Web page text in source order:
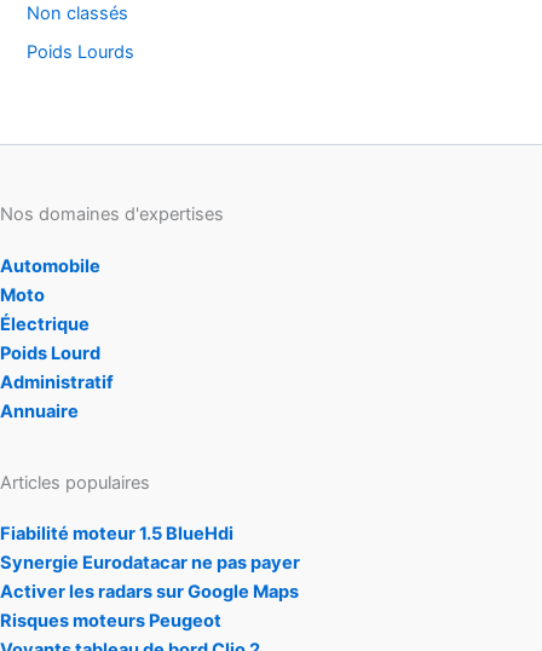
Non classés
Poids Lourds
Nos domaines d'expertises
Automobile
Moto
Électrique
Poids Lourd
Administratif
Annuaire
Articles populaires
Fiabilité moteur 1.5 BlueHdi
Synergie Eurodatacar ne pas payer
Activer les radars sur Google Maps
Risques moteurs Peugeot